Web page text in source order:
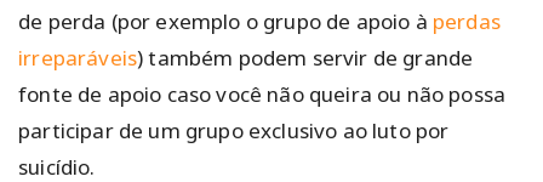
de perda (por exemplo o grupo de apoio à perdas
irreparáveis) também podem servir de grande
fonte de apoio caso você não queira ou não possa
participar de um grupo exclusivo ao luto por
suicídio.